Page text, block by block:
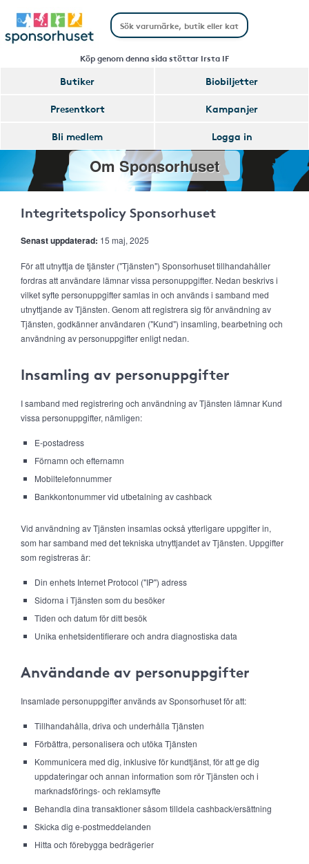
Köp genom denna sida stöttar Irsta IF
Butiker
Biobiljetter
Presentkort
Kampanjer
Bli medlem
Logga in
Om Sponsorhuset
Integritetspolicy Sponsorhuset
Senast uppdaterad: 15 maj, 2025
För att utnyttja de tjänster ("Tjänsten") Sponsorhuset tillhandahåller
fordras att användare lämnar vissa personuppgifter. Nedan beskrivs i
vilket syfte personuppgifter samlas in och används i samband med
utnyttjande av Tjänsten. Genom att registrera sig för användning av
Tjänsten, godkänner användaren ("Kund") insamling, bearbetning och
användning av personuppgifter enligt nedan.
Insamling av personuppgifter
I samband med registrering och användning av Tjänsten lämnar Kund
vissa personuppgifter, nämligen:
E-postadress
Förnamn och efternamn
Mobiltelefonnummer
Bankkontonummer vid utbetalning av cashback
Vid användning av Tjänsten insamlas också ytterligare uppgifter in,
som har samband med det tekniska utnyttjandet av Tjänsten. Uppgifter
som registreras är:
Din enhets Internet Protocol ("IP") adress
Sidorna i Tjänsten som du besöker
Tiden och datum för ditt besök
Unika enhetsidentifierare och andra diagnostiska data
Användande av personuppgifter
Insamlade personuppgifter används av Sponsorhuset för att:
Tillhandahålla, driva och underhålla Tjänsten
Förbättra, personalisera och utöka Tjänsten
Kommunicera med dig, inklusive för kundtjänst, för att ge dig
uppdateringar och annan information som rör Tjänsten och i
marknadsförings- och reklamsyfte
Behandla dina transaktioner såsom tilldela cashback/ersättning
Skicka dig e-postmeddelanden
Hitta och förebygga bedrägerier